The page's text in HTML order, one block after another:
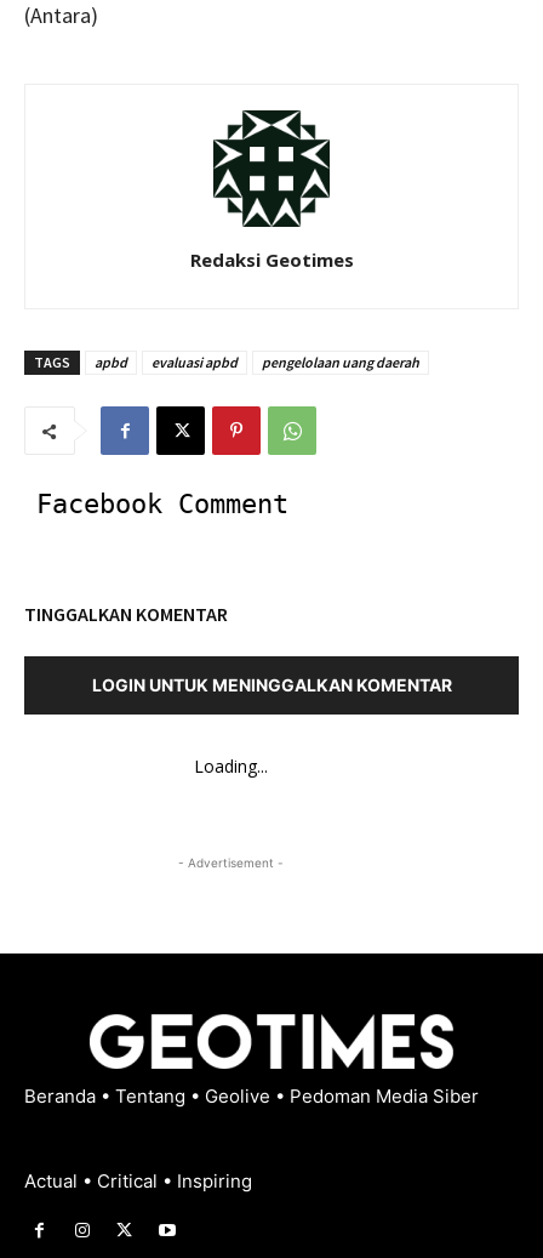
(Antara)
Redaksi Geotimes
TAGS apbd evaluasi apbd pengelolaan uang daerah
Facebook Comment
TINGGALKAN KOMENTAR
LOGIN UNTUK MENINGGALKAN KOMENTAR
Loading...
- Advertisement -
Beranda • Tentang • Geolive • Pedoman Media Siber
Actual • Critical • Inspiring